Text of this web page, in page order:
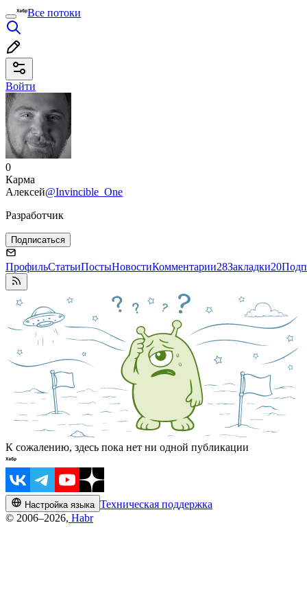
Все потоки
Войти
0
Карма
Алексей@Invincible_One
Разработчик
Подписаться
ПрофильСтатьиПостыНовостиКомментарии28Закладки20
К сожалению, здесь пока нет ни одной публикации
Настройка языка Техническая поддержка
© 2006–2026, Habr